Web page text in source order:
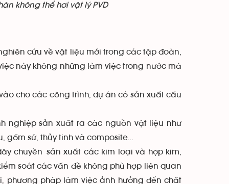
không thể hơi vật lý PVD
cứu về vật liệu mới trong các tập đoàn,
này không những làm việc trong nước mà
cho các công trình, dự án có sản xuất cấu
nghiệp sản xuất ra các nguồn vật liệu như
gốm sứ, thủy tinh và composite…
chuyền sản xuất các kim loại và hợp kim,
soát các vấn đề không phù hợp liên quan
phương pháp làm việc ảnh hưởng đến chất